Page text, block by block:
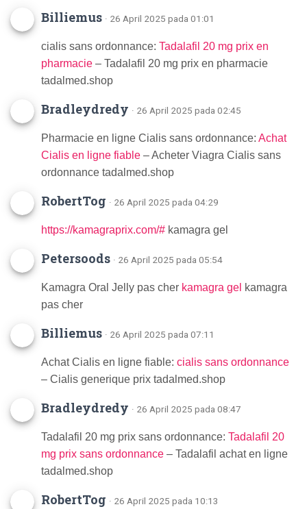
Billiemus · 26 April 2025 pada 01:01
cialis sans ordonnance: Tadalafil 20 mg prix en
pharmacie – Tadalafil 20 mg prix en pharmacie
tadalmed.shop
Bradleydredy · 26 April 2025 pada 02:45
Pharmacie en ligne Cialis sans ordonnance: Achat
Cialis en ligne fiable – Acheter Viagra Cialis sans
ordonnance tadalmed.shop
RobertTog · 26 April 2025 pada 04:29
https://kamagraprix.com/# kamagra gel
Petersoods · 26 April 2025 pada 05:54
Kamagra Oral Jelly pas cher kamagra gel kamagra
pas cher
Billiemus · 26 April 2025 pada 07:11
Achat Cialis en ligne fiable: cialis sans ordonnance
– Cialis generique prix tadalmed.shop
Bradleydredy · 26 April 2025 pada 08:47
Tadalafil 20 mg prix sans ordonnance: Tadalafil 20
mg prix sans ordonnance – Tadalafil achat en ligne
tadalmed.shop
RobertTog · 26 April 2025 pada 10:13